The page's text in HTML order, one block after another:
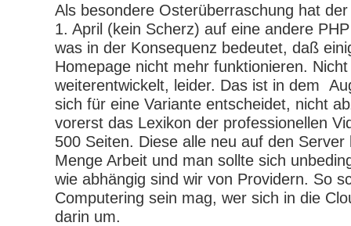
Als besondere Osterüberraschung hat
1. April (kein Scherz) auf eine andere
was in der Konsequenz bedeutet, daß
Homepage nicht mehr funktionieren.
weiterentwickelt, leider. Das ist in dem
sich für eine Variante entscheidet, nicht
vorerst das Lexikon der professionellen
500 Seiten. Diese alle neu auf den
Menge Arbeit und man sollte sich
wie abhängig sind wir von Providern. So
Computering sein mag, wer sich in die
darin um.